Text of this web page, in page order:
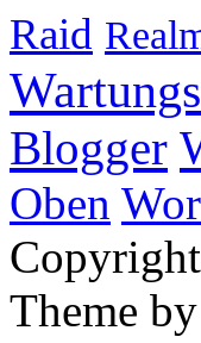
Raid
Blogger
Oben
Theme by